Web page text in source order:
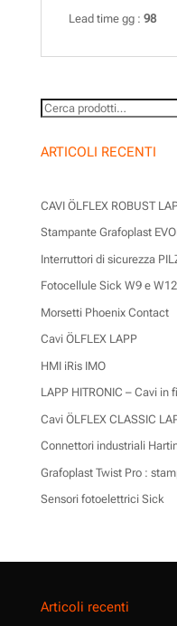
Lead time gg : 98
Cerca:
ARTICOLI RECENTI
CAVI ÖLFLEX ROBUST
Stampante Grafoplast
Interruttori di sicurezza
Fotocellule Sick W9 e W12
Morsetti Phoenix Contact
Cavi ÖLFLEX LAPP
HMI iRis IMO
LAPP HITRONIC – Cavi in
Cavi ÖLFLEX CLASSIC
Connettori industriali
Grafoplast Twist Pro :
Sensori fotoelettrici Sick
Articoli recenti